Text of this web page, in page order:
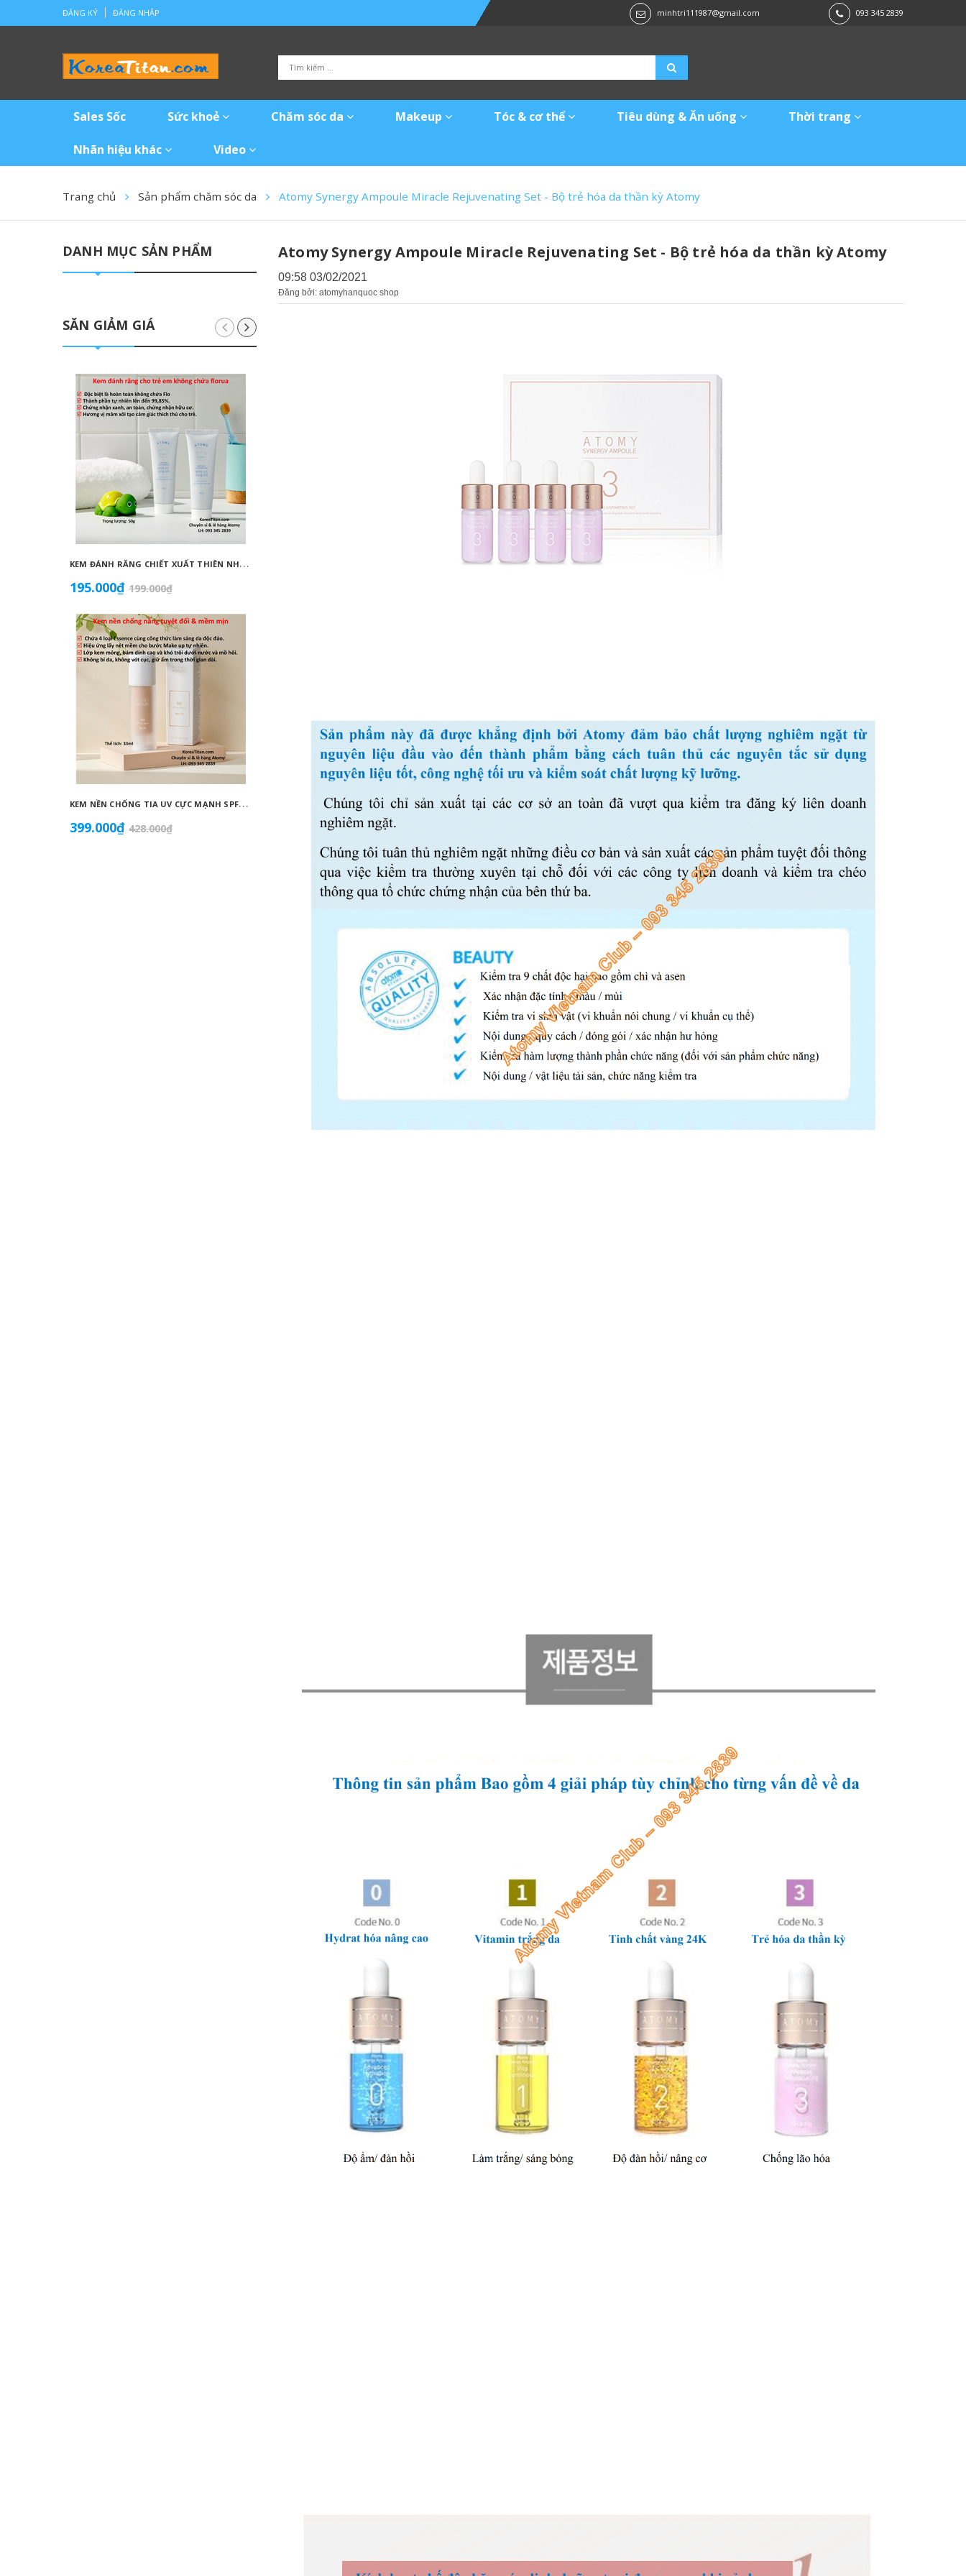
ĐĂNG KÝ ĐĂNG NHẬP minhtri111987@gmail.com 093 345 2839
Sales Sốc Sức khoẻ Chăm sóc da Makeup Tóc & cơ thể Tiêu dùng & Ăn uống Thời trang
Nhãn hiệu khác Video
Trang chủ Sản phẩm chăm sóc da Atomy Synergy Ampoule Miracle Rejuvenating Set - Bộ trẻ hóa da thần kỳ Atomy
Atomy Synergy Ampoule Miracle Rejuvenating Set - Bộ trẻ hóa da thần kỳ Atomy
09:58 03/02/2021
Đăng bởi: atomyhanquoc shop
DANH MỤC SẢN PHẨM
SĂN GIẢM GIÁ
K
EM ĐÁNH RĂNG CHIẾT XUẤT THIÊN NHIÊN KHÔNG CHỨA FLORUA AN TOÀN DÀNH CHO TRẺ EM ( 50G) - ATOMY KID NATURAL TOOTHPASTE (NON FLUORIDE) - 애터미 키즈 내추럴 치약 - НАТУРАЛЬНАЯ ДЕТСКАЯ ЗУБНАЯ ПАСТА ATOMY
195.000₫ 199.000₫
K
EM NỀN CHỐNG TIA UV CỰC MẠNH SPF50+ PA++++, BÁM DÍNH CAO, KHÔNG VÓN CỤC, DƯỠNG ẨM VÀ DƯỠNG TRẮNG DA HOÀN HẢO NO.23 (MÀU BEIGE) - ATOMY BB ABSOLUTE 23 - 애터미 앱솔루트 BB - АТОМИ АБСОЛЮТ BB №23
399.000₫ 428.000₫
DUNG DỊCH LÀM LÀNH VIÊM LOÉT NIÊM MẠC DẠ DÀY, GIẢM ĐAU DẠ DÀY, DỨT ĐIỂM Ợ CHUA CHIẾT XUẤT NỤ HOA KIM NGÂN VỚI MẬT ONG (20ML X 30 GÓI) - ATOMY STOMACH HEALTH DAILY CARE - 애터미 위건강 데일리 케어 - ЕЖЕДНЕВНЫЙ УХОД ЗА ЗДОРОВЬЕМ ЖЕЛУДКА ATOMY
V
ITAMIN C TRÁI CÂY TƯƠI HÀM LƯỢNG CAO 2.000 MG CHỐNG OXY HOÁ BẢO VỆ TẾ BÀO, TĂNG HẤP THU SẮT, TĂNG SỨC ĐỀ KHÁNG, NGĂN NGỪA CẢM CÚM, GIÚP TỔNG HỢP COLLAGEN LÀM ĐẸP DA - ATOMY VITA MEGA COLOR VITAMIN C - 2.000MG - 애터미 비타메가컬러 비타민C - 2.000MG - АТОМИ ВИТА МЕГАКОЛОР ВИТАМИН С – 2000 МГ
855.000₫
C
OLLAGEN CHIẾT XUẤT TỪ CÁ CÓ TRỌNG LƯỢNG PHÂN TỬ THẤP 512DA RẤT DỄ HẤP THU GIÚP ĐẸP DA SẢN PHẨM UỐNG ĐẸP DA, NGĂN NGỪA LÃO HOÁ DA (25ML X 14 ỐNG) - ATOMY INNER COLLAGEN - 애터미 이너콜라겐 - АТОМИ ВНУТРЕННИЙ КОЛЛАГЕН